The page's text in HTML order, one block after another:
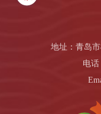
地址：青岛
电话